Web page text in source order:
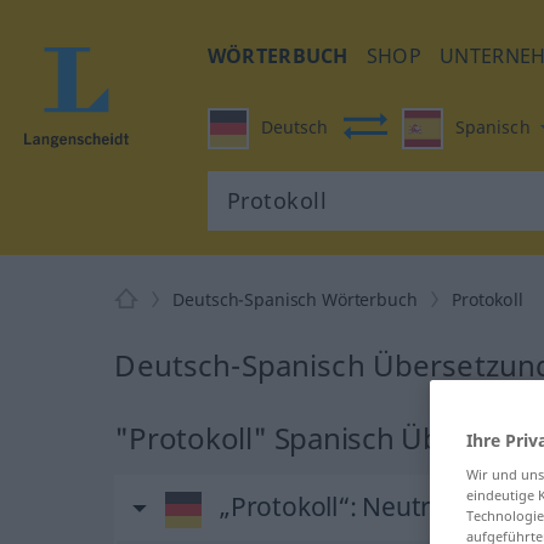
WÖRTERBUCH SHOP
Deutsch Spanisch
Deutsch-Spanisch Wörterbuch Protokoll
Deutsch-Spanisch
"Protokoll" Spanisch
„Protokoll“: Neutrum
Ihre
Wir und
eindeutige